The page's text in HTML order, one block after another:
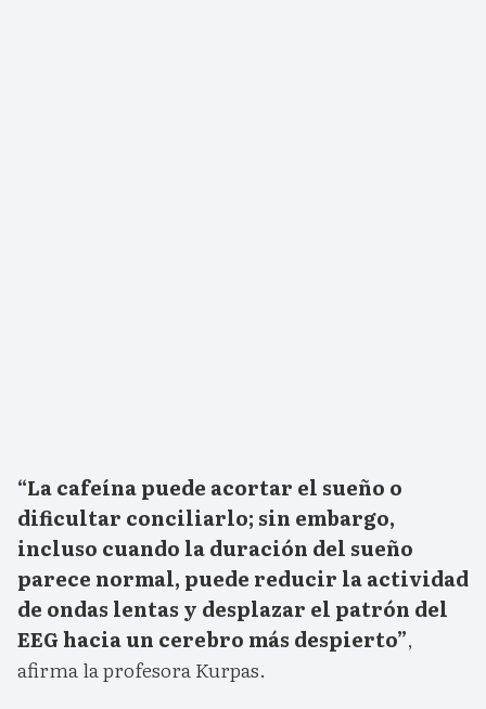
“La cafeína puede acortar el sueño o
dificultar conciliarlo; sin embargo,
incluso cuando la duración del sueño
parece normal, puede reducir la actividad
de ondas lentas y desplazar el patrón del
EEG hacia un cerebro más despierto”,
afirma la profesora Kurpas.